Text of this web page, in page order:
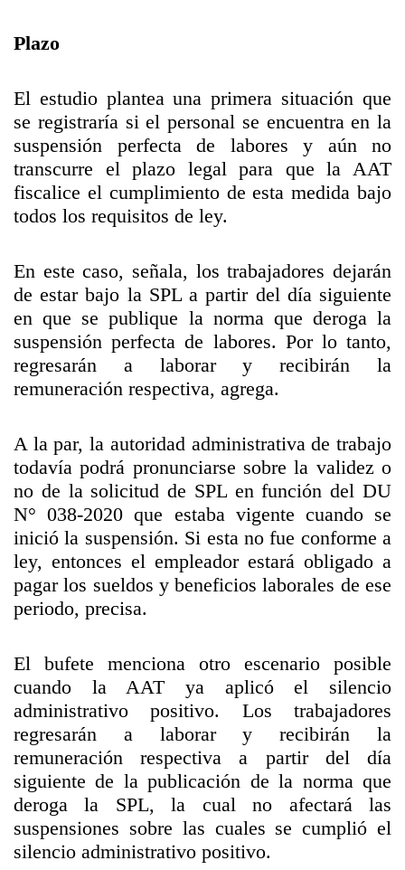
Plazo
El estudio plantea una primera situación que
se registraría si el personal se encuentra en la
suspensión perfecta de labores y aún no
transcurre el plazo legal para que la AAT
fiscalice el cumplimiento de esta medida bajo
todos los requisitos de ley.
En este caso, señala, los trabajadores dejarán
de estar bajo la SPL a partir del día siguiente
en que se publique la norma que deroga la
suspensión perfecta de labores. Por lo tanto,
regresarán a laborar y recibirán la
remuneración respectiva, agrega.
A la par, la autoridad administrativa de trabajo
todavía podrá pronunciarse sobre la validez o
no de la solicitud de SPL en función del DU
N° 038-2020 que estaba vigente cuando se
inició la suspensión. Si esta no fue conforme a
ley, entonces el empleador estará obligado a
pagar los sueldos y beneficios laborales de ese
periodo, precisa.
El bufete menciona otro escenario posible
cuando la AAT ya aplicó el silencio
administrativo positivo. Los trabajadores
regresarán a laborar y recibirán la
remuneración respectiva a partir del día
siguiente de la publicación de la norma que
deroga la SPL, la cual no afectará las
suspensiones sobre las cuales se cumplió el
silencio administrativo positivo.